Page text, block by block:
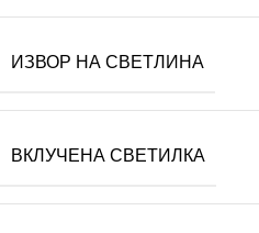
ИЗВОР НА СВЕТЛИНА
ВКЛУЧЕНА СВЕТИЛКА